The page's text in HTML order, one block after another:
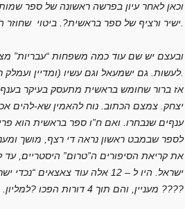
וכאן לאחר עיון בפרשה ראשונה של ספר
ובעצם יש שם עוד כמה משפחות “עבריות”
לעשות. גם ישמעאל וגם עשיו (ומדיין ועמלק ר”ל) היו צאצאי אברהם העברי.
אז ברור שחומש בראשית מתעסק בעיקר
יצחק. צמצם הכתוב. נוח להאמין שא-להים
ענףים שנבחרו. ואם ח”ו ספר בראשית הוא
לספר שבמבט ראשון נראה די רצף, מושך
מעניין, והם תוך 4 דורות הפכו ?למליון. “על הניסים ועל הפורקן…” ועל הפריון ????